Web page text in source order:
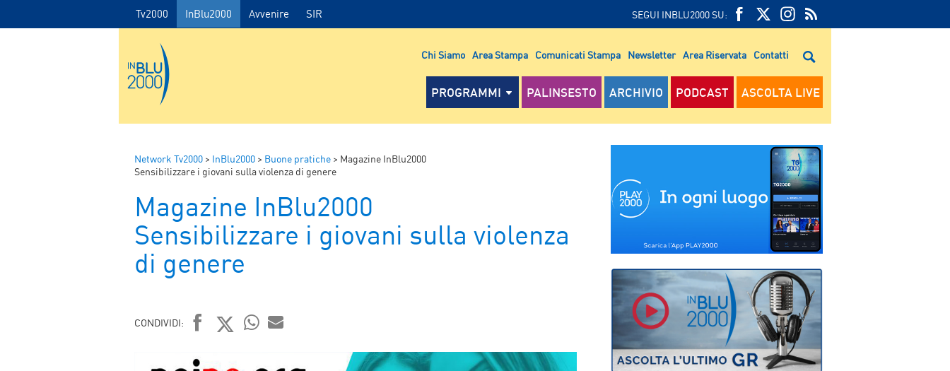
Tv2000 InBlu2000 Avvenire SIR SEGUI INBLU2000 SU:
FEED
RSS
RSS
Chi Siamo Area Stampa Comunicati Stampa Newsletter Area Riservata Contatti
PROGRAMMI PALINSESTO ARCHIVIO PODCAST ASCOLTA LIVE
Network Tv2000 > InBlu2000 > Buone pratiche > Magazine InBlu2000
Sensibilizzare i giovani sulla violenza di genere
Magazine InBlu2000
Sensibilizzare i giovani sulla violenza
di genere
CONDIVIDI: